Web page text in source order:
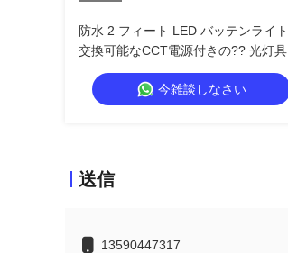
防水 2 フィート LED バッテンライト
交換可能なCCT電源付きの?? 光灯具
今雑談しなさい
送信
13590447317